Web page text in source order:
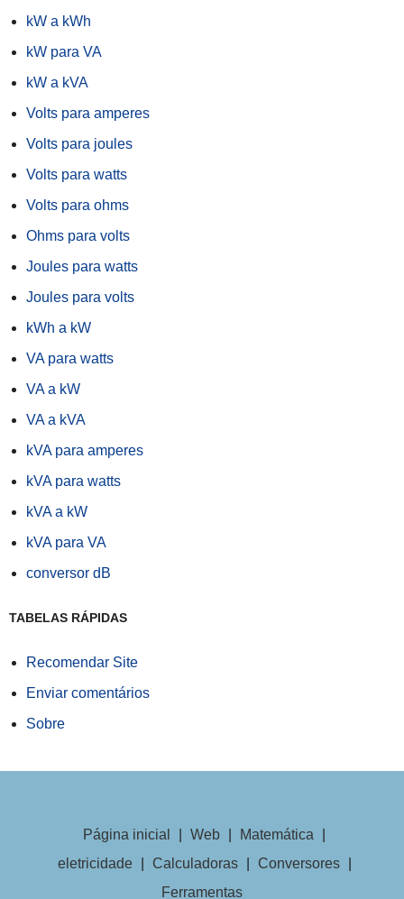
kW a kWh
kW para VA
kW a kVA
Volts para amperes
Volts para joules
Volts para watts
Volts para ohms
Ohms para volts
Joules para watts
Joules para volts
kWh a kW
VA para watts
VA a kW
VA a kVA
kVA para amperes
kVA para watts
kVA a kW
kVA para VA
conversor dB
TABELAS RÁPIDAS
Recomendar Site
Enviar comentários
Sobre
Página inicial Web Matemática
eletricidade
Calculadoras Conversores
Ferramentas